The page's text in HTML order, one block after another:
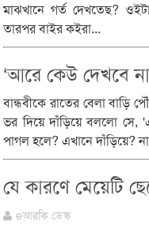
মাঝখানে গর্ত দেখতেছ?
তারপর বাইর কইরা...
‘আরে কেউ দেখবে
বান্ধবীকে রাতের বেলা বাড়ি
ভর দিয়ে দাঁড়িয়ে বললো সে,
পাগল হলে? এখানে দাঁড়িয়ে? না
যে কারণে মেয়েটি
eআরকি ডেস্ক